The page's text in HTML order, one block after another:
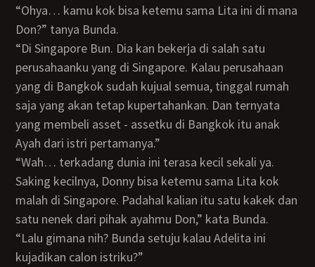
“Ohya… kamu kok bisa ketemu sama Lita ini di mana
Don?” tanya Bunda.
“Di Singapore Bun. Dia kan bekerja di salah satu
perusahaanku yang di Singapore. Kalau perusahaan
yang di Bangkok sudah kujual semua, tinggal rumah
saja yang akan tetap kupertahankan. Dan ternyata
yang membeli asset - assetku di Bangkok itu anak
Ayah dari istri pertamanya.”
“Wah… terkadang dunia ini terasa kecil sekali ya.
Saking kecilnya, Donny bisa ketemu sama Lita kok
malah di Singapore. Padahal kalian itu satu kakek dan
satu nenek dari pihak ayahmu Don,” kata Bunda.
“Lalu gimana nih? Bunda setuju kalau Adelita ini
kujadikan calon istriku?”